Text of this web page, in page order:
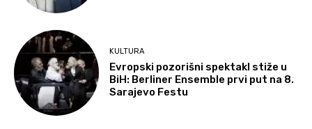
KULTURA
Evropski pozorišni spektakl stiže u
BiH: Berliner Ensemble prvi put na 8.
Sarajevo Festu